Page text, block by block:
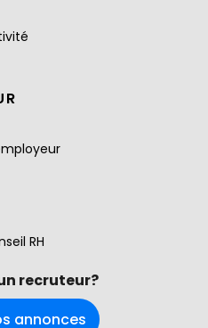
RH
recruteur?
annonces